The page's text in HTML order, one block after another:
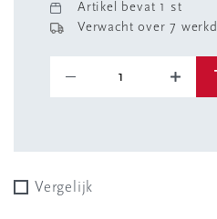
Artikel bevat 1 st
Verwacht over 7
Vergelijk